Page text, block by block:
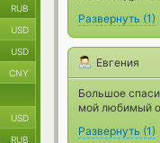
Развернуть (1)
Евгения
Большое
мой любимый
Развернуть (1)
RUB
USD
USD
CNY
USD
RUB